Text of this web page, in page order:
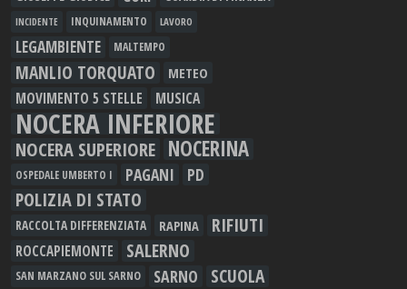
INCIDENTE INQUINAMENTO LAVORO
LEGAMBIENTE MALTEMPO
MANLIO TORQUATO METEO
MOVIMENTO 5 STELLE MUSICA
NOCERA INFERIORE
NOCERA SUPERIORE NOCERINA
OSPEDALE UMBERTO I PAGANI PD
POLIZIA DI STATO
RACCOLTA DIFFERENZIATA RAPINA RIFIUTI
ROCCAPIEMONTE SALERNO
SAN MARZANO SUL SARNO SARNO SCUOLA